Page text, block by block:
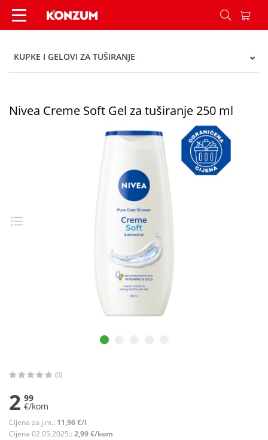
Nivea Creme Soft Gel za tuširanje 250 ml -
KUPKE I GELOVI ZA TUŠIRANJE
Nivea Creme Soft Gel za tuširanje 250 ml
(0)
2 99
€/kom
Cijena za j.m.: 11,96 €/l
Cijena 02.05.2025.: 2,99 €/kom